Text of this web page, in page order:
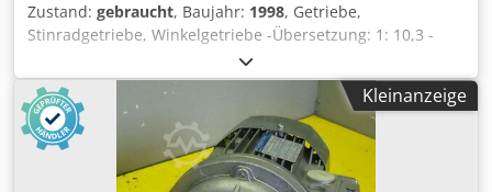
Zustand: gebraucht, Baujahr: 1998, Getriebe,
Stinradgetriebe, Winkelgetriebe -Übersetzung: 1: 10,3 -
Antriebswelle: Ø 14 mm Hohlwelle -Hohlwelle: Ø 14 mm -
Anzahl: 17x Getriebe vorhanden -Preis: pro Stück -
Abmessungen: 220/220/H230 mm Codpfxsd Ar U As Alcsha
-Gewicht: 3,9 kg
Kleinanzeige